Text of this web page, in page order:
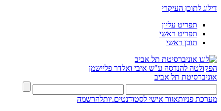
דילוג לתוכן העיקרי
תפריט עליון
תפריט ראשי
תוכן ראשי
הפקולטה להנדסה ע"ש איבי ואלדר פליישמן
אוניברסיטת תל אביב
מערכת פניותאזור אישי לסטודנטים.יותלהרשמה